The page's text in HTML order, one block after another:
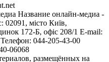
Название онлайн-медиа -
02091, місто Київ,
172-Б, офіс 208/1 E-mail:
Телефон: 044-205-43-00
06068
размещённых на